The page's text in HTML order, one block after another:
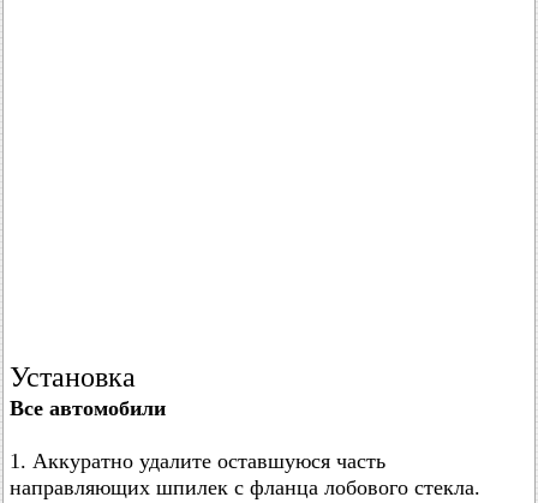
Установка
Все автомобили
1. Аккуратно удалите оставшуюся часть
направляющих шпилек с фланца лобового стекла.